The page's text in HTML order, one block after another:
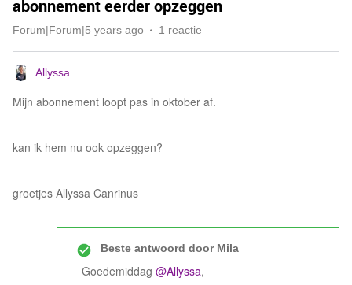
abonnement eerder opzeggen
Forum|Forum|5 years ago 1 reactie
Allyssa
Mijn abonnement loopt pas in oktober af.
kan ik hem nu ook opzeggen?
groetjes Allyssa Canrinus
Beste antwoord doorMila
Goedemiddag @Allyssa,